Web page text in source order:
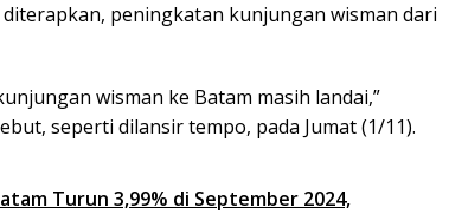
peningkatan kunjungan wisman dari
wisman ke Batam masih landai,”
seperti dilansir tempo, pada Jumat (1/11).
Turun 3,99% di September 2024,